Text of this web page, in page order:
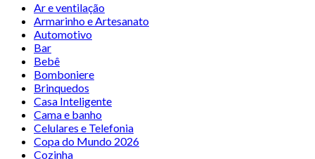
Ar e ventilação
Armarinho e Artesanato
Automotivo
Bar
Bebê
Bomboniere
Brinquedos
Casa Inteligente
Cama e banho
Celulares e Telefonia
Copa do Mundo 2026
Cozinha